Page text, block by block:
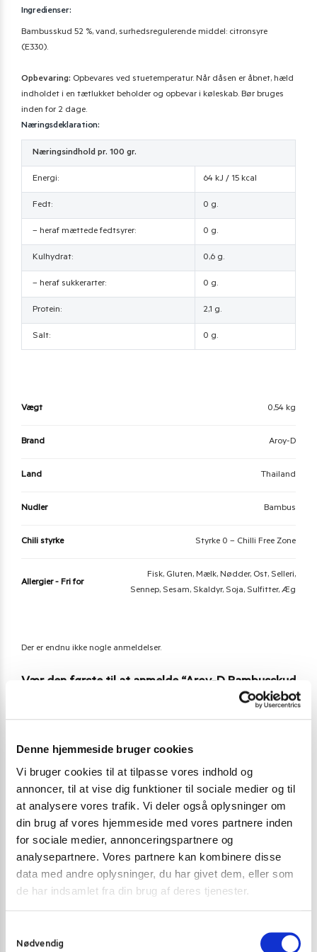
Denne hjemmeside bruger cookies
Vi bruger cookies til at tilpasse vores indhold og
annoncer, til at vise dig funktioner til sociale medier og til
at analysere vores trafik. Vi deler også oplysninger om
din brug af vores hjemmeside med vores partnere inden
for sociale medier, annonceringspartnere og
analysepartnere. Vores partnere kan kombinere disse
data med andre oplysninger, du har givet dem, eller som
de har indsamlet fra din brug af deres tjenester.
Nødvendig
Ingredienser:
Bambusskud 52 %, vand, surhedsregulerende middel: citronsyre
(E330).
Opbevaring: Opbevares ved stuetemperatur. Når dåsen er åbnet, hæld
indholdet i en tætlukket beholder og opbevar i køleskab. Bør bruges
inden for 2 dage.
Næringsdeklaration:
Næringsindhold pr. 100 gr.
Energi: 64 kJ / 15 kcal
Fedt: 0 g.
– heraf mættede fedtsyrer: 0 g.
Kulhydrat: 0,6 g.
– heraf sukkerarter: 0 g.
Protein: 2,1 g.
Salt: 0 g.
Vægt 0,54 kg
Brand Aroy-D
Land Thailand
Nudler Bambus
Chili styrke Styrke 0 – Chilli Free Zone
Allergier - Fri for
Fisk, Gluten, Mælk, Nødder, Ost, Selleri,
Sennep, Sesam, Skaldyr, Soja, Sulfitter, Æg
Der er endnu ikke nogle anmeldelser.
Vær den første til at anmelde “Aroy-D Bambusskud
Varenummer (SKU): 133464
Kategori: Grønt og frugt på glas og dåse
Gode alternativer til dette produkt